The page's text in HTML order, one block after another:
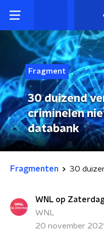
Fragment
30 duizend
criminelen
databank
Fragmenten
WNL op
WNL
20 november